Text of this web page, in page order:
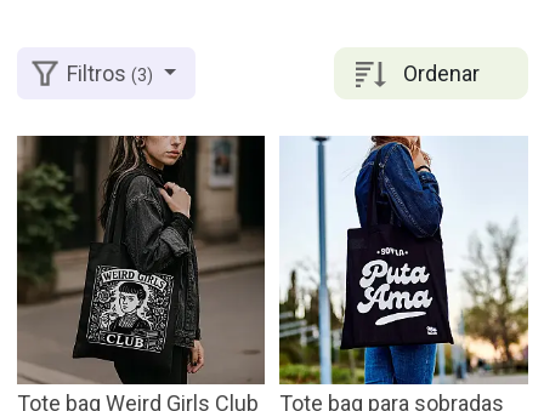
Ordenar
Filtros(3)
Tote bag Weird Girls Club
Tote bag para sobradas